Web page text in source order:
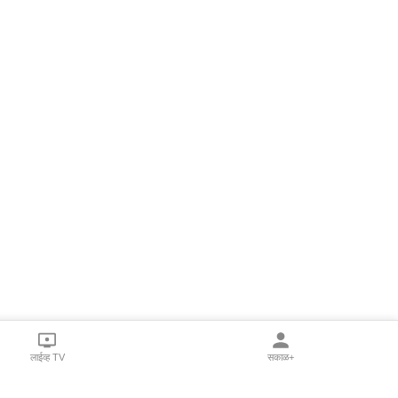
लाईव्ह TV सकाळ+